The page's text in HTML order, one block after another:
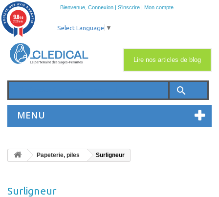
Bienvenue, Connexion | S'inscrire | Mon compte
search
MENU
Lire nos articles de blog
Select Language ▼
Papeterie, piles Surligneur
Surligneur
9.8/10
2033 avis